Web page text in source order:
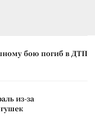
бою погиб в ДТП
из-за